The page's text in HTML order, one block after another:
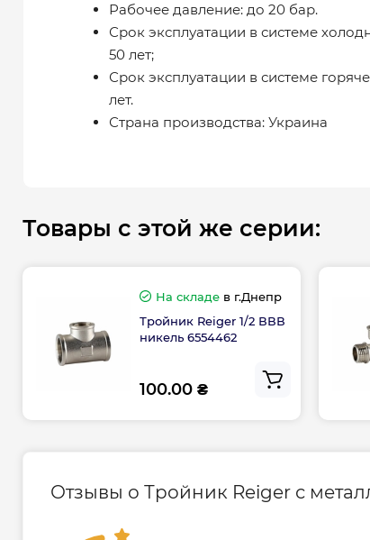
Рабочее давление: до 20 бар.
Срок эксплуатации в системе
50 лет;
Срок эксплуатации в системе
лет.
Страна производства: Украина
Товары с этой же серии:
На складе в г.Днепр
Тройник Reiger 1/2 ВВВ
никель 6554462
100.00 ₴
Отзывы о Тройник Reiger с